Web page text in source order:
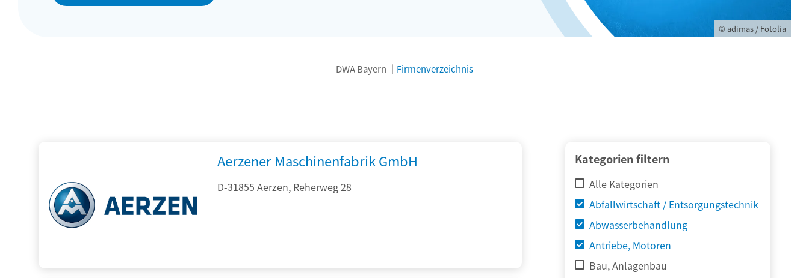
© adimas / Fotolia
DWA Bayern Firmenverzeichnis
Kategorien filtern
Alle Kategorien
Abfallwirtschaft / Entsorgungstechnik
Abwasserbehandlung
Antriebe, Motoren
Bau, Anlagenbau
Aerzener Maschinenfabrik GmbH
D-31855 Aerzen, Reherweg 28